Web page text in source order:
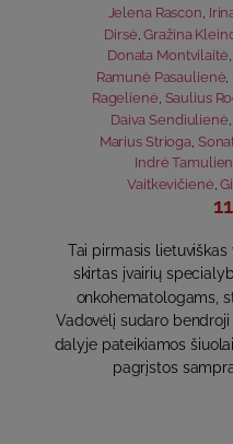
Jelena Rascon
Dirsė ,Gražina
Donata Montvilaitė,
Ramunė Pasaulienė
Ragelienė, Saulius
Daiva Sendiulienė
Marius Strioga
Indrė
Vaitkevičienė ,
Tai pirmasis lietuviškas
skirtas įvairių
onkohematologams,
Vadovėlį sudaro
dalyje pateikiamos
pagrįstos